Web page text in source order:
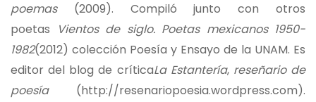
poemas(2009). Compiló junto con otros
poetas
Vientos de siglo. Poetas mexicanos 1950-
1982(2012) colección Poesía y Ensayo de la UNAM. Es
editor del blog de críticaLa Estantería, reseñario de
poesía(http://resenariopoesia.wordpress.com).